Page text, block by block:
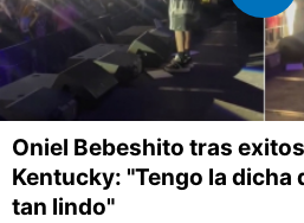
Oniel Bebeshito tras
Kentucky: "Tengo la dicha
tan lindo"